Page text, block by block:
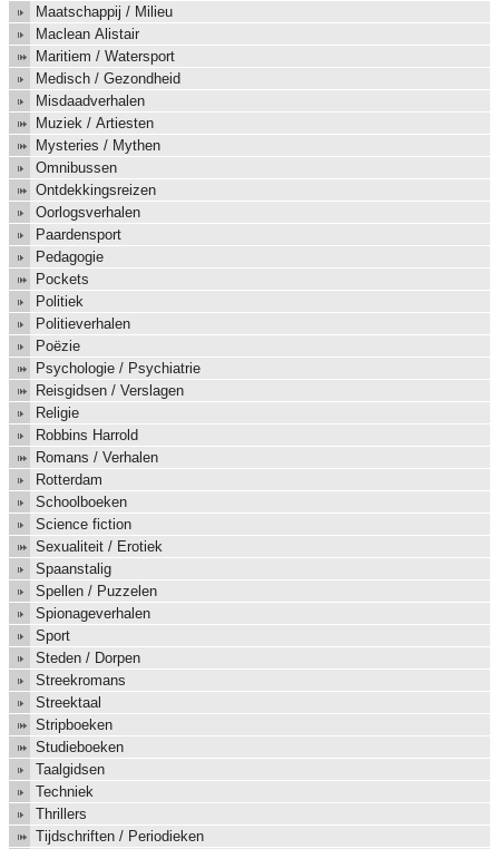
Maatschappij / Milieu
Maclean Alistair
Maritiem / Watersport
Medisch / Gezondheid
Misdaadverhalen
Muziek / Artiesten
Mysteries / Mythen
Omnibussen
Ontdekkingsreizen
Oorlogsverhalen
Paardensport
Pedagogie
Pockets
Politiek
Politieverhalen
Poëzie
Psychologie / Psychiatrie
Reisgidsen / Verslagen
Religie
Robbins Harrold
Romans / Verhalen
Rotterdam
Schoolboeken
Science fiction
Sexualiteit / Erotiek
Spaanstalig
Spellen / Puzzelen
Spionageverhalen
Sport
Steden / Dorpen
Streekromans
Streektaal
Stripboeken
Studieboeken
Taalgidsen
Techniek
Thrillers
Tijdschriften / Periodieken